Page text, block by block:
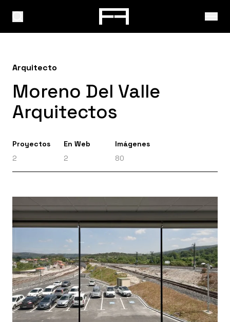
Arquitecto
Moreno Del Valle
Arquitectos
Proyectos
2
En Web
2
Imágenes
80